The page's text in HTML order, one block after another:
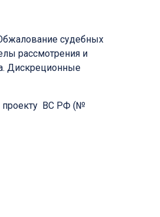
судебных
рассмотрения и
Дискреционные
проекту ВС РФ (№